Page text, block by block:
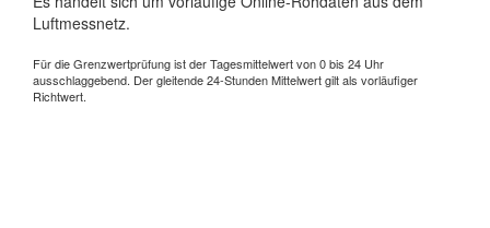
Luftmessnetz.
Für die Grenzwertprüfung ist der Tagesmittelwert von 0 bis 24 Uhr
ausschlaggebend. Der gleitende 24-Stunden Mittelwert gilt als vorläufiger
Richtwert.